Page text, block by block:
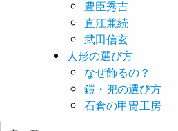
豊臣秀吉
直江兼続
武田信玄
人形の選び方
なぜ飾るの？
鎧・兜の選び方
石倉の甲冑工房